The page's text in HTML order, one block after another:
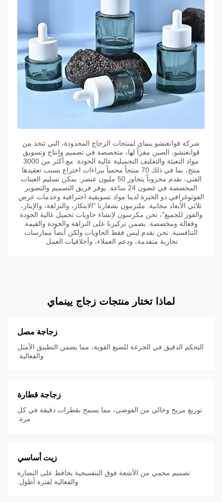
شركة قوانغتشو ينماي لمنتجات الزجاج المحدودة، التي تتخذ من
قوانغتشو، الصين مقراً لها، متخصصة في تصميم وإنتاج وتسويق
مواد التعبئة والتغليف التجميلية عالية الجودة. مع أكثر من 3000
منتج، بما في ذلك 70 منتجاً محمياً ببراءات اختراع بسبب تعقيدها
الفني، نقدم مخزوناً يتجاوز 50 مليون عنصر. يمكن تسليم العينات
المخصصة في غضون 24 ساعة. يوفر فريق التصميم والتصوير
الفوتوغرافي ذو الخبرة لدينا مواد تسويقية احترافية وخدمات عرض
ثلاثي الأبعاد مجانية. ملتزمون بشعارنا "الابتكار، والنزاهة، والإيثار،
والفوز للجميع"، نحن مكرسون لإنشاء حاويات تجميل عالية الجودة
وفعالة ومخصصة. يضمن تركيزنا على النزاهة والجودة والقيمة
التنافسية. نحن نقدم ليس فقط الحاويات ولكن أيضاً ممارسات
تجارية متقدمة، ودعم العملاء، وأخلاقيات العمل.
لماذا تختار منتجات زجاج يينماي
زجاجة مصل
التحكم الدقيق في الجرعة للصيغ القوية، مما يضمن التطبيق الأمثل
والفعالية.
زجاجة قطارة
توزيع مريح وخالي من الفوضى، مما يسمح بقطرات دقيقة في كل
مرة.
زيت أساسي
تصميم محمي من الأشعة فوق البنفسجية يحافظ على النضارة
والفعالية لفترة أطول.